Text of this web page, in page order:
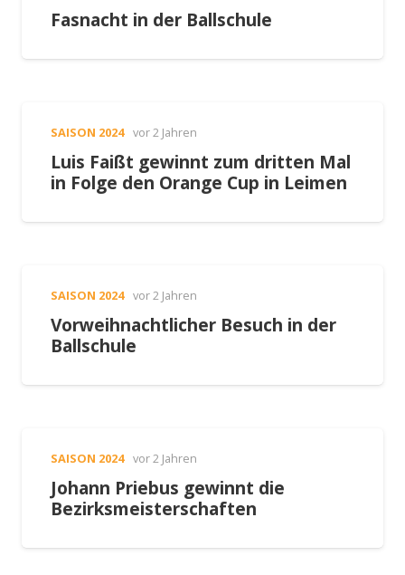
Fasnacht in der Ballschule
SAISON 2024 vor 2 Jahren
Luis Faißt gewinnt zum dritten Mal
in Folge den Orange Cup in Leimen
SAISON 2024 vor 2 Jahren
Vorweihnachtlicher Besuch in der
Ballschule
SAISON 2024 vor 2 Jahren
Johann Priebus gewinnt die
Bezirksmeisterschaften